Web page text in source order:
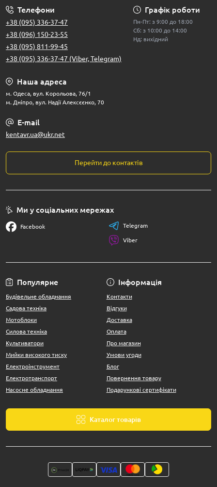
Телефони
+38 (095) 336-37-47
+38 (096) 150-23-55
+38 (095) 811-99-45
+38 (095) 336-37-47 (Viber, Telegram)
Графік роботи
Пн-Пт: з 9:00 до 18:00
Сб: з 10:00 до 14:00
Нд: вихідний
Наша адреса
м. Одеса, вул. Корольова, 76/1
м. Дніпро, вул. Надії Алексєєнко, 70
E-mail
kentavr.ua@ukr.net
Перейти до контактів
Популярне
Будівельне обладнання
Садова техніка
Мотоблоки
Силова техніка
Культиватори
Мийки високого тиску
Електроінструмент
Електротранспорт
Насосне обладнання
Інформація
Контакти
Відгуки
Доставка
Оплата
Про магазин
Умови угоди
Блог
Повернення товару
Подарункові сертифікати
Каталог товарів
Ми у соціальних мережах
Facebook Telegram
Viber